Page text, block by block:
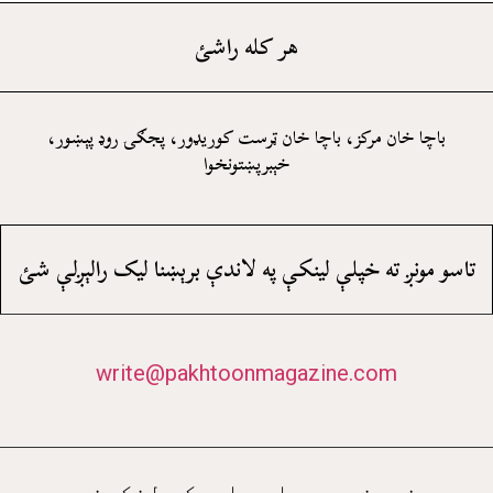
هر کله راشئ
باچا خان مرکز، باچا خان ټرست کوريډور، پجګۍ روډ پېښور،
خېبرپښتونخوا
تاسو مونږ ته خپلې لينکې په لاندې برېښنا ليک رالېږلې شئ
write@pakhtoonmagazine.com